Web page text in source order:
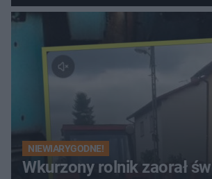
NIEWIARYGODNE!
Wkurzony rolnik zaorał